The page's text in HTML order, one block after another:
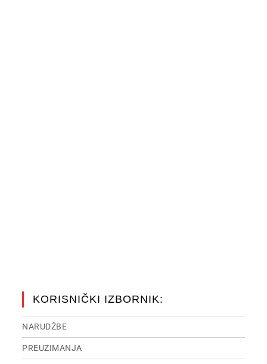
KORISNIČKI IZBORNIK:
NARUDŽBE
PREUZIMANJA